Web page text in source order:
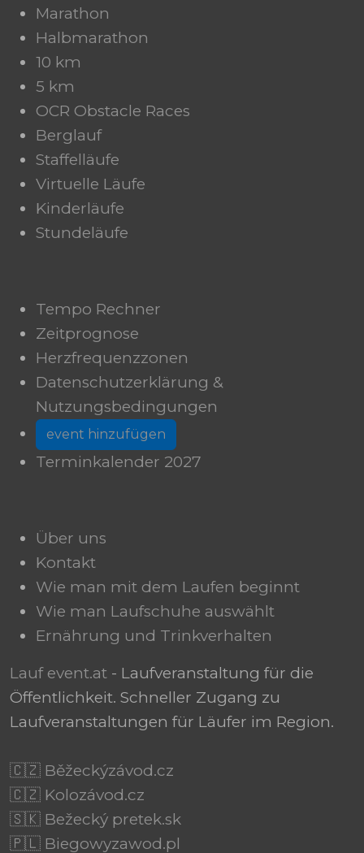
Marathon
Halbmarathon
10 km
5 km
OCR Obstacle Races
Berglauf
Staffelläufe
Virtuelle Läufe
Kinderläufe
Stundeläufe
Tempo Rechner
Zeitprognose
Herzfrequenzzonen
Datenschutzerklärung &
Nutzungsbedingungen
event hinzufügen
Terminkalender 2027
Über uns
Kontakt
Wie man mit dem Laufen beginnt
Wie man Laufschuhe auswählt
Ernährung und Trinkverhalten
Lauf event.at - Laufveranstaltung für die
Öffentlichkeit. Schneller Zugang zu
Laufveranstaltungen für Läufer im Region.
🇨🇿 Běžeckýzávod.cz
🇨🇿 Kolozávod.cz
🇸🇰 Bežecký pretek.sk
🇵🇱 Biegowyzawod.pl